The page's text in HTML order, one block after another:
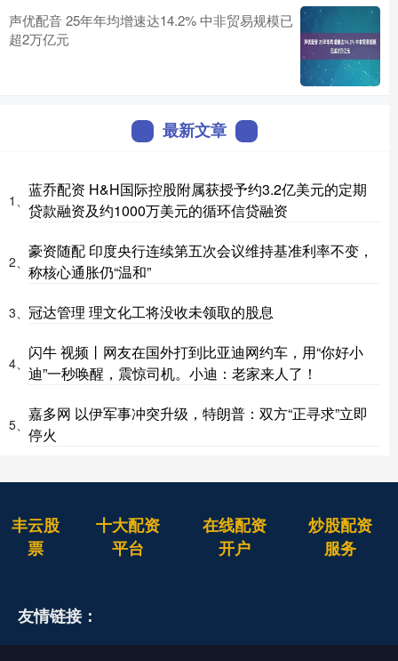
声优配音 25年年均增速达14.2% 中非贸易规模已
超2万亿元
最新文章
1、
蓝乔配资 H&H国际控股附属获授予约3.2亿美元的定期
贷款融资及约1000万美元的循环信贷融资
2、
豪资随配 印度央行连续第五次会议维持基准利率不变，
称核心通胀仍“温和”
3、 冠达管理 理文化工将没收未领取的股息
4、
闪牛 视频丨网友在国外打到比亚迪网约车，用“你好小
迪”一秒唤醒，震惊司机。小迪：老家来人了！
5、
嘉多网 以伊军事冲突升级，特朗普：双方“正寻求”立即
停火
丰云股
票
十大配资
平台
在线配资
开户
炒股配资
服务
友情链接：